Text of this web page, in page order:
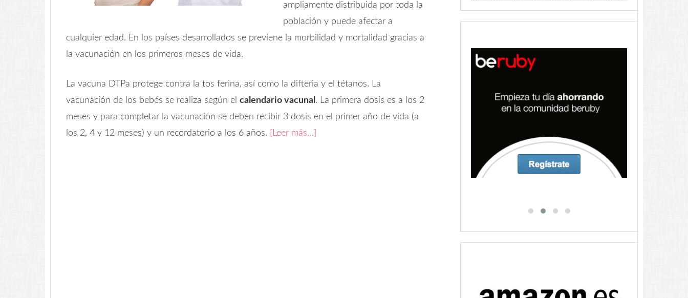
ampliamente distribuida por toda la
población y puede afectar a
cualquier edad. En los países desarrollados se previene la morbilidad y mortalidad gracias a
la vacunación en los primeros meses de vida.
La vacuna DTPa protege contra la tos ferina, así como la difteria y el tétanos. La
vacunación de los bebés se realiza según el calendario vacunal . La primera dosis es a los 2
meses y para completar la vacunación se deben recibir 3 dosis en el primer año de vida (a
los 2, 4 y 12 meses) y un recordatorio a los 6 años.
[Leer más…]